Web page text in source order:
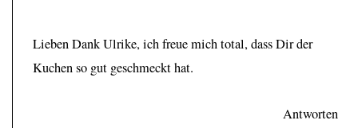
Lieben Dank Ulrike, ich freue mich total, dass Dir der
Kuchen so gut geschmeckt hat.
Antworten